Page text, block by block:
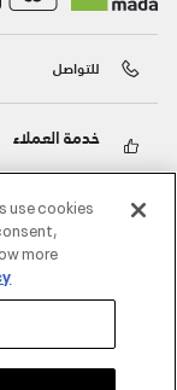
للتواصل
خدمة العملاء
حول أندر آرمر
أندر آرمر على
use cookies
more